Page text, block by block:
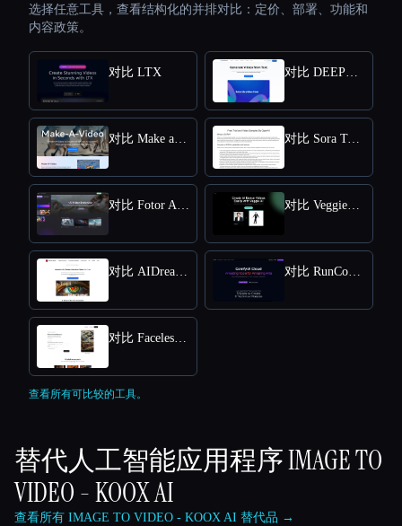
选择任意工具，查看结构化的并排对比：定价、部署、功能和
内容政策。
对比 LTX 对比 DEEPBRAIN AI
对比 Make a Video 对比 Sora Town
对比 Fotor AI video generator 对比 VeggieAI.dance: Create AI Dance Videos with Veggie AI Free Online
对比 AIDreamMachine 对比 RunComfy
对比 Faceless Videos AI
查看所有可比较的工具。
替代人工智能应用程序IMAGE TO
VIDEO - KOOX AI
查看所有 IMAGE TO VIDEO - KOOX AI 替代品 →